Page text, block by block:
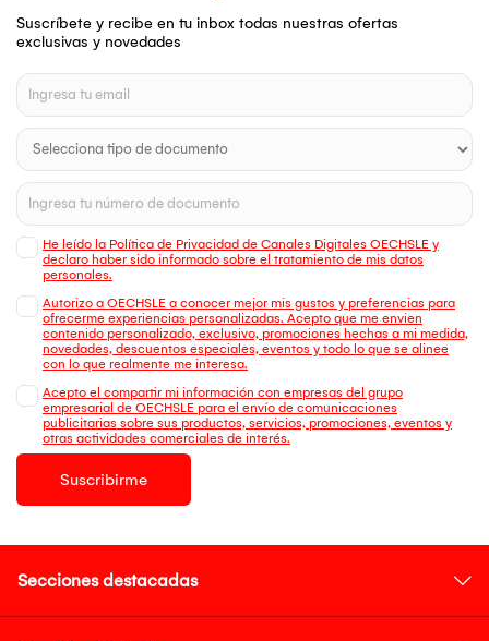
Suscríbete y recibe en tu inbox todas nuestras ofertas
exclusivas y novedades
He leído la Política de Privacidad de Canales Digitales OECHSLE y
declaro haber sido informado sobre el tratamiento de mis datos
personales.
Autorizo a OECHSLE a conocer mejor mis gustos y preferencias para
ofrecerme experiencias personalizadas. Acepto que me envien
contenido personalizado, exclusivo, promociones hechas a mi medida,
novedades, descuentos especiales, eventos y todo lo que se alinee
con lo que realmente me interesa.
Acepto el compartir mi información con empresas del grupo
empresarial de OECHSLE para el envío de comunicaciones
publicitarias sobre sus productos, servicios, promociones, eventos y
otras actividades comerciales de interés.
Suscribirme
Secciones destacadas